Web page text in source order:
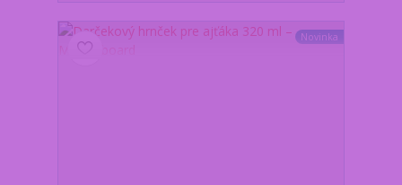
Novinka